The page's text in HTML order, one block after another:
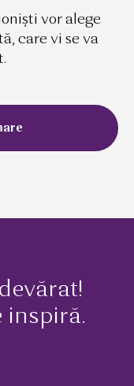
vor alege
care vi se va
inspiră.